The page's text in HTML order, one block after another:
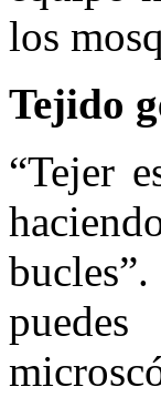
los
Tejido
“Tejer